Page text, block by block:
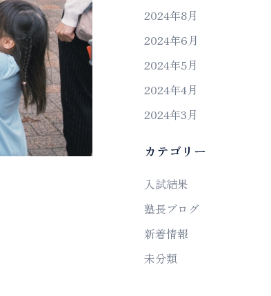
2024年8月
2024年6月
2024年5月
2024年4月
2024年3月
カテゴリー
入試結果
塾長ブログ
新着情報
未分類